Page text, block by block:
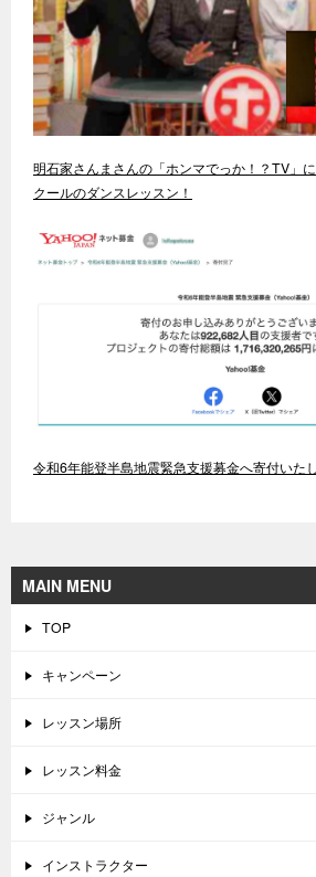
明石家さんまさんの「ホンマでっか！？TV」
クールのダンスレッスン！
令和6年能登半島地震緊急支援募金へ寄付いたし
MAIN MENU
TOP
キャンペーン
レッスン場所
レッスン料金
ジャンル
インストラクター